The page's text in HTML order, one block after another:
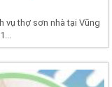
vụ thợ sơn nhà tại Vũng